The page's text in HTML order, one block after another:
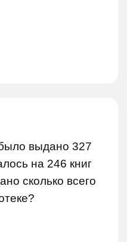
выдано 327
на 246 книг
сколько всего